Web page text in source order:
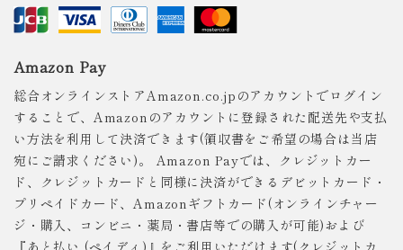
Amazon Pay
総合オンラインストアAmazon.co.jpのアカウントでログイン
することで、Amazonのアカウントに登録された配送先や支払
い方法を利用して決済できます(領収書をご希望の場合は当店
宛にご請求ください)。 Amazon Payでは、クレジットカー
ド、クレジットカードと同様に決済ができるデビットカード・
プリペイドカード、Amazonギフトカード(オンラインチャー
ジ・購入、コンビニ・薬局・書店等での購入が可能)および